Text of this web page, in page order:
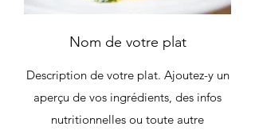
Nom de votre plat
Description de votre plat. Ajoutez-y un
aperçu de vos ingrédients, des infos
nutritionnelles ou toute autre